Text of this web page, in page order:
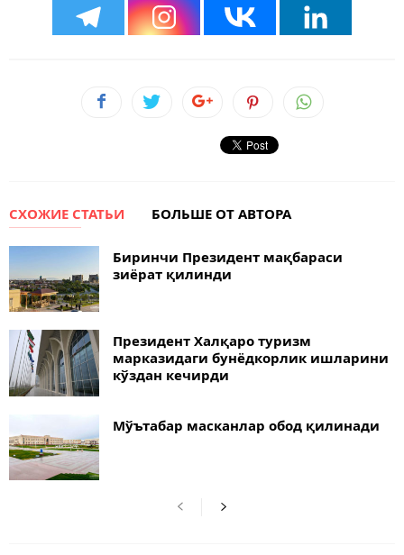
СХОЖИЕ СТАТЬИ БОЛЬШЕ ОТ АВТОРА
Биринчи Президент мақбараси
зиёрат қилинди
Президент Халқаро туризм
марказидаги бунёдкорлик ишларини
кўздан кечирди
Мўътабар масканлар обод қилинади